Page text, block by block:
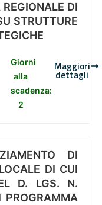
REGIONALE DI
STRUTTURE
Giorni
alla
scadenza:
2
Maggiori
dettagli
DI
DI CUI
D. LGS. N.